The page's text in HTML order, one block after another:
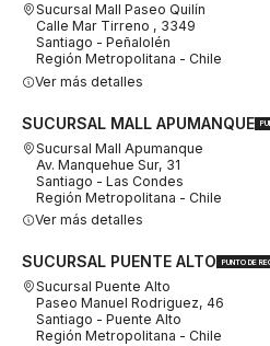
Sucursal Mall Paseo Quilín
Calle Mar Tirreno , 3349
Santiago - Peñalolén
Región Metropolitana - Chile
Ver más detalles
SUCURSAL MALL APUMANQUE
Sucursal Mall Apumanque
Av. Manquehue Sur, 31
Santiago - Las Condes
Región Metropolitana - Chile
Ver más detalles
SUCURSAL PUENTE ALTO PUNTO DE
Sucursal Puente Alto
Paseo Manuel Rodriguez, 46
Santiago - Puente Alto
Región Metropolitana - Chile